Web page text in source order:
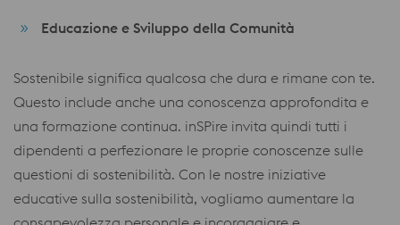
Educazione e Sviluppo della Comunità
Sostenibile significa qualcosa che dura e rimane con te.
Questo include anche una conoscenza approfondita e
una formazione continua. inSPire invita quindi tutti i
dipendenti a perfezionare le proprie conoscenze sulle
questioni di sostenibilità. Con le nostre iniziative
educative sulla sostenibilità, vogliamo aumentare la